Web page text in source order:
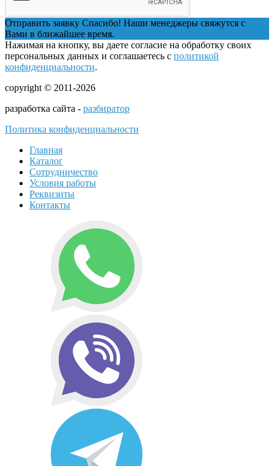
Отправить заявку Спасибо! Наши менеджеры свяжутся с
Вами в ближайшее время.
Нажимая на кнопку, вы даете согласие на обработку своих
персональных данных и соглашаетесь с политикой
конфиденциальности.
copyright © 2011-2026
разработка сайта - разбиратор
Политика конфиденциальности
Главная
Каталог
Сотрудничество
Условия работы
Реквизиты
Контакты